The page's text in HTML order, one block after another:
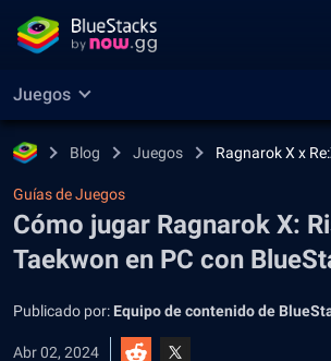
Juegos
Blog Juegos Ragnarok X x
Guías de Juegos
Cómo jugar Ragnarok X:
Taekwon en PC con
Publicado por: Equipo de contenido de
Abr 02, 2024